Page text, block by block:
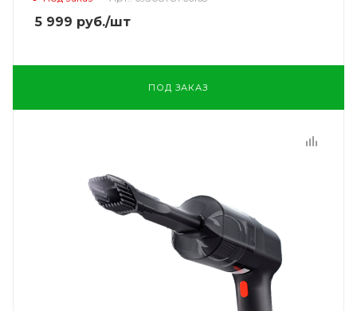
5 999 руб./шт
ПОД ЗАКАЗ